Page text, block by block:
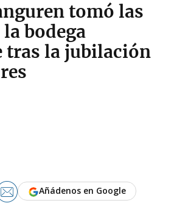
tomó las
bodega
tras la jubilación
Añádenos en Google